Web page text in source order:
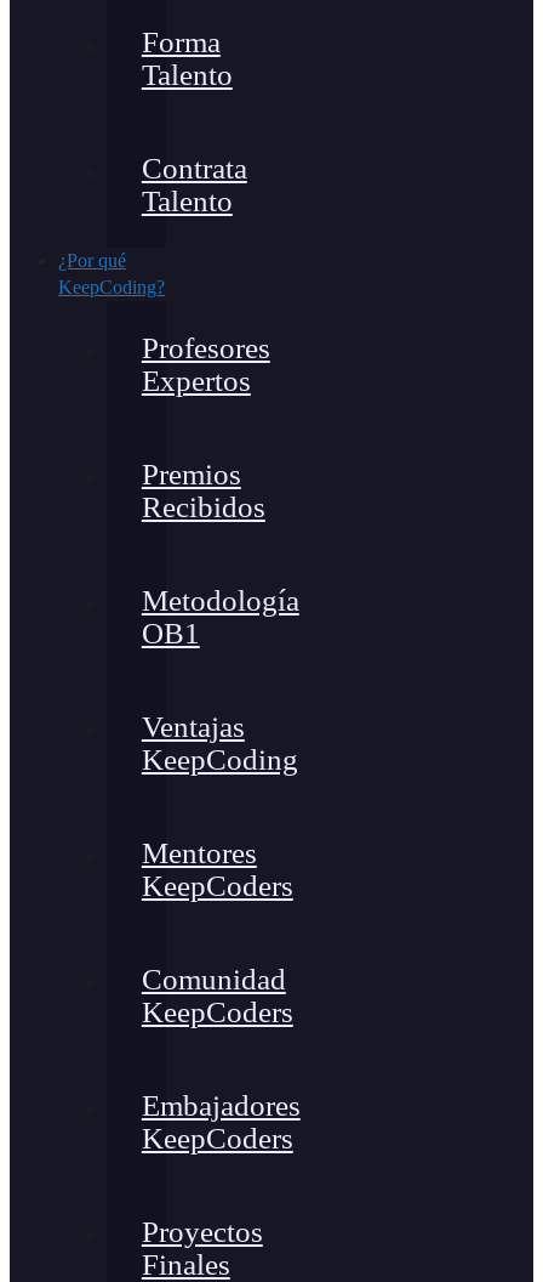
Forma
Talento
Contrata
Talento
¿Por qué
KeepCoding?
Profesores
Expertos
Premios
Recibidos
Metodología
OB1
Ventajas
KeepCoding
Mentores
KeepCoders
Comunidad
KeepCoders
Embajadores
KeepCoders
Proyectos
Finales